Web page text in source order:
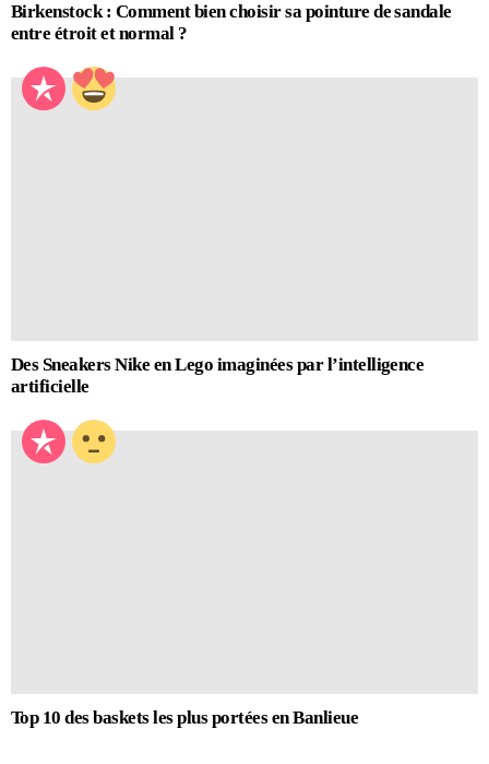
Birkenstock : Comment bien choisir sa pointure de sandale
entre étroit et normal ?
Des Sneakers Nike en Lego imaginées par l’intelligence
artificielle
Top 10 des baskets les plus portées en Banlieue